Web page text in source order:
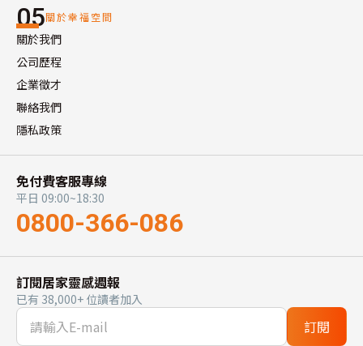
05關於幸福空間
關於我們
公司歷程
企業徵才
聯絡我們
隱私政策
免付費客服專線
平日 09:00~18:30
0800-366-086
訂閱居家靈感週報
已有 38,000+ 位讀者加入
訂閱